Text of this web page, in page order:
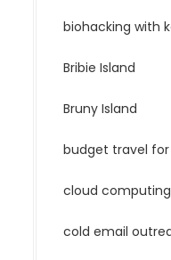
biohacking with
Bribie Island
Bruny Island
budget travel
cloud
cold email